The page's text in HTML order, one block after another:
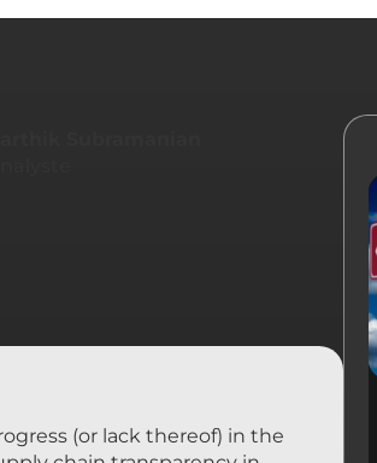
(or lack thereof) in the